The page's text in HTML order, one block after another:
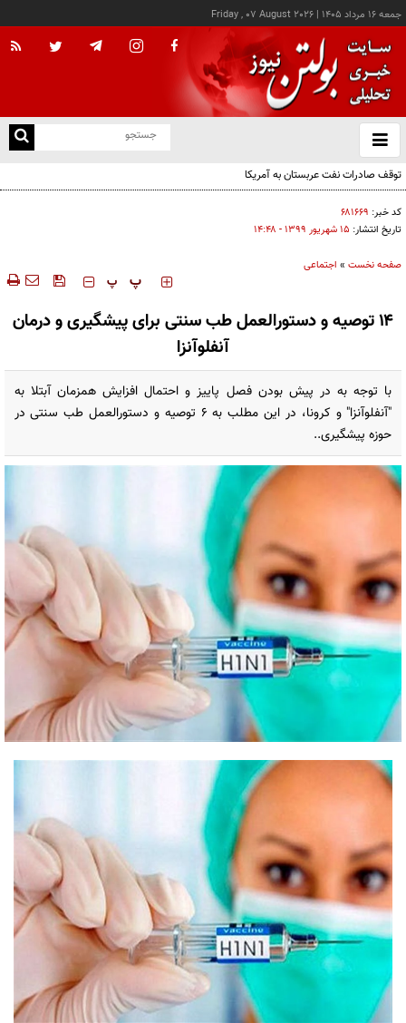
جمعه ۱۶ مرداد ۱۴۰۵ |
Friday , 07 August 2026
باز
و
توقف صادرات نفت عربستان به آمریکا
کد خبر: ۶۸۱۶۶۹
تاریخ انتشار: ۱۵ شهريور ۱۳۹۹ - ۱۴:۴۸
صفحه نخست » اجتماعی
‍‍‍ پ پ
۱۴ توصیه و دستورالعمل طب سنتی برای پیشگیری و درمان
آنفلوآنزا
با توجه به در پیش بودن فصل پاییز و احتمال افزایش همزمان آبتلا به
"آنفلوآنزا" و کرونا، در این مطلب به ۶ توصیه و دستورالعمل طب سنتی در
حوزه پیشگیری..